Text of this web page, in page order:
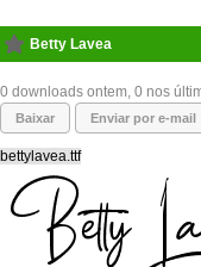
Betty Lavea
0 downloads ontem, 0 nos
Baixar Enviar por e-mail
bettylavea.ttf